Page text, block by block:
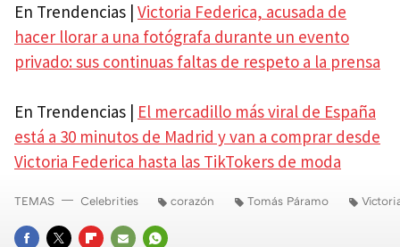
En Trendencias | Victoria Federica, acusada de
hacer llorar a una fotógrafa durante un evento
privado: sus continuas faltas de respeto a la prensa
En Trendencias | El mercadillo más viral de España
está a 30 minutos de Madrid y van a comprar desde
Victoria Federica hasta las TikTokers de moda
TEMAS Celebrities corazón Tomás Páramo